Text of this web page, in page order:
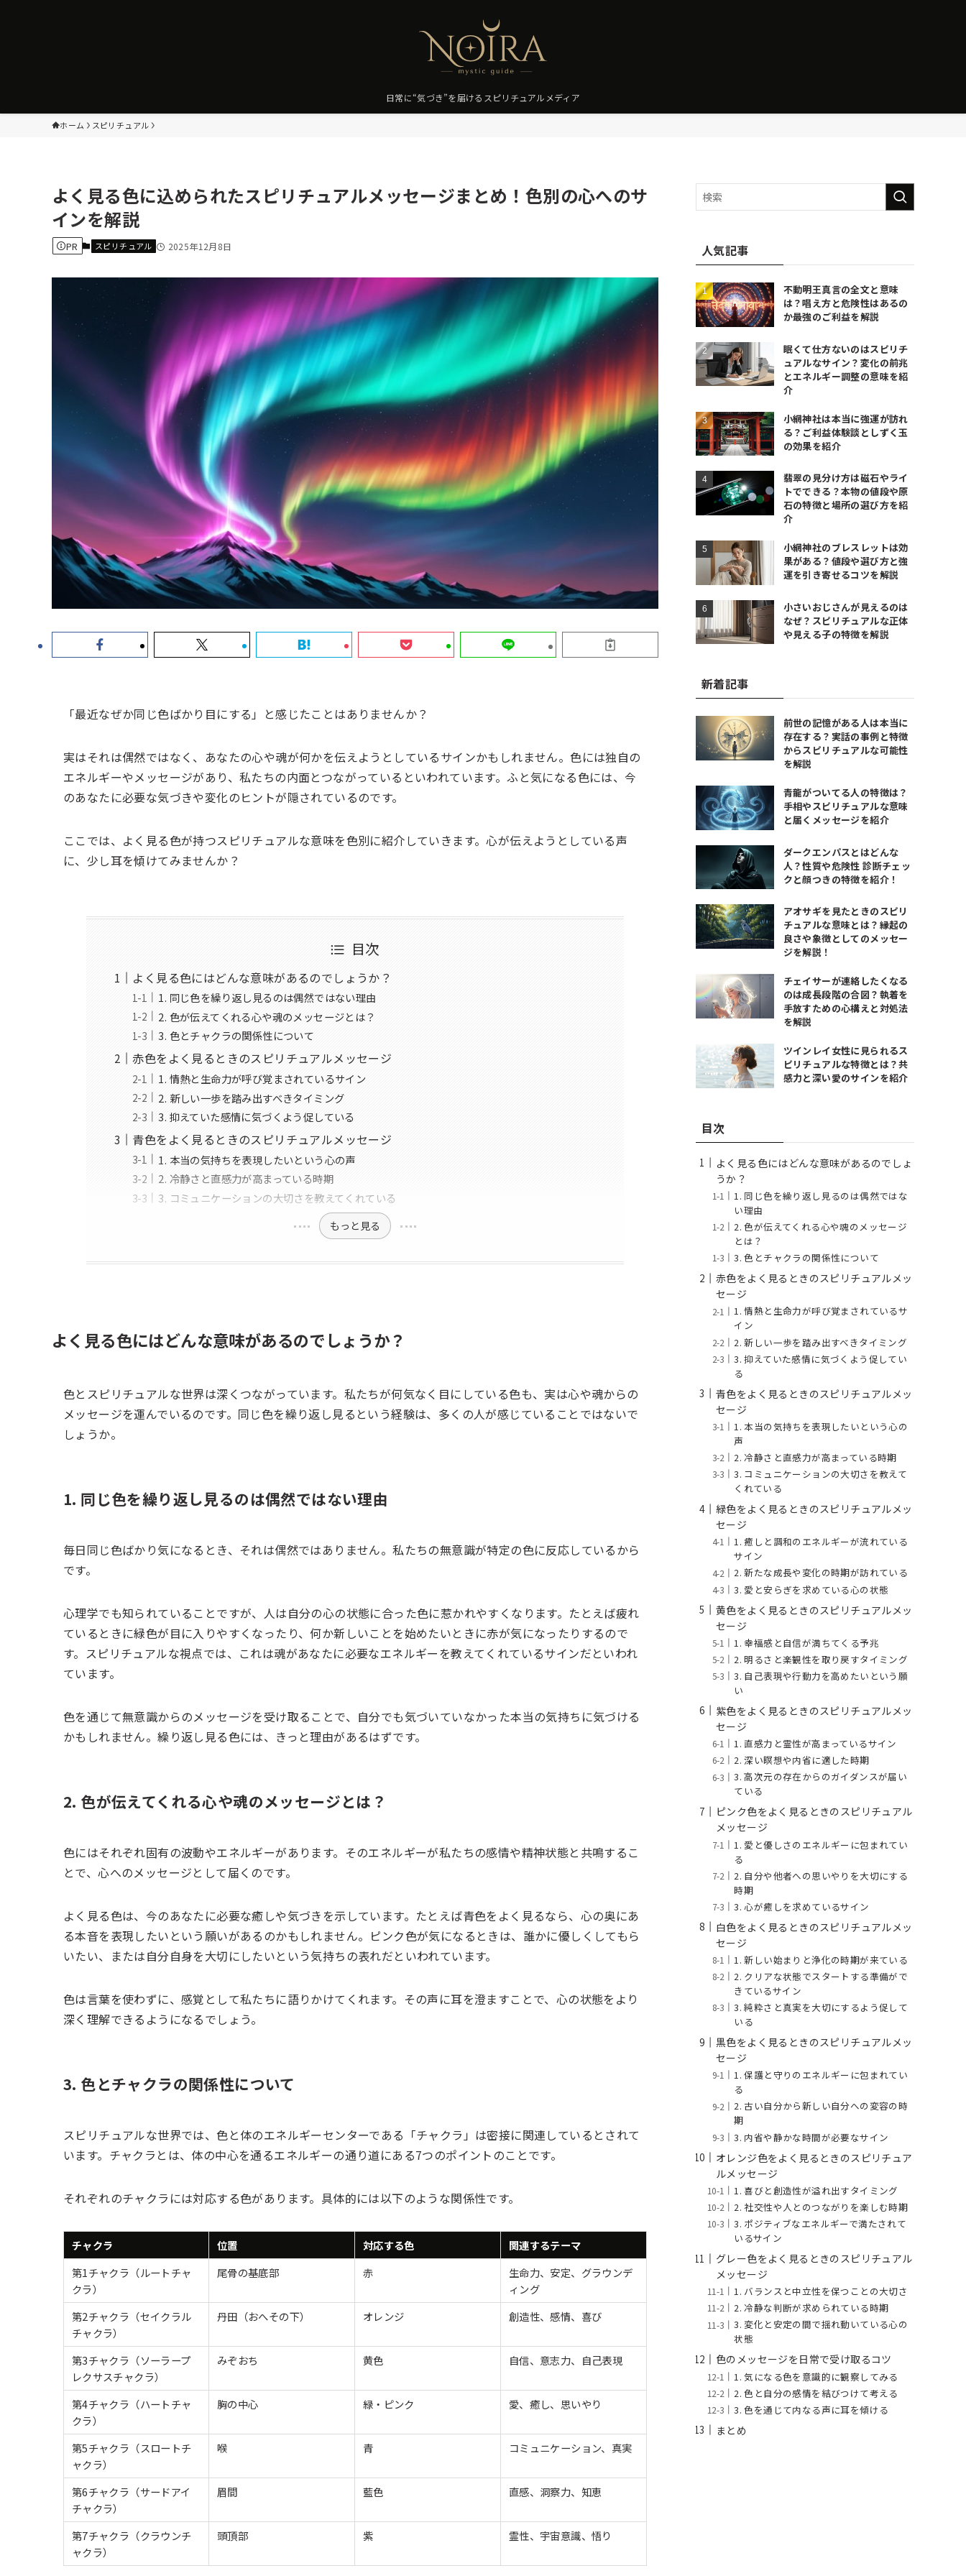
日常に“気づき”を届けるスピリチュアルメディア
ホーム スピリチュアル
よく見る色に込められたスピリチュアルメッセージまとめ！色別の心へのサ
インを解説
PR スピリチュアル 2025年12月8日
「最近なぜか同じ色ばかり目にする」と感じたことはありませんか？
実はそれは偶然ではなく、あなたの心や魂が何かを伝えようとしているサインかもしれません。色には独自の
エネルギーやメッセージがあり、私たちの内面とつながっているといわれています。ふと気になる色には、今
のあなたに必要な気づきや変化のヒントが隠されているのです。
ここでは、よく見る色が持つスピリチュアルな意味を色別に紹介していきます。心が伝えようとしている声
に、少し耳を傾けてみませんか？
目次
よく見る色にはどんな意味があるのでしょうか？
1. 同じ色を繰り返し見るのは偶然ではない理由
2. 色が伝えてくれる心や魂のメッセージとは？
3. 色とチャクラの関係性について
赤色をよく見るときのスピリチュアルメッセージ
1. 情熱と生命力が呼び覚まされているサイン
2. 新しい一歩を踏み出すべきタイミング
3. 抑えていた感情に気づくよう促している
青色をよく見るときのスピリチュアルメッセージ
1. 本当の気持ちを表現したいという心の声
2. 冷静さと直感力が高まっている時期
3. コミュニケーションの大切さを教えてくれている
もっと見る
よく見る色にはどんな意味があるのでしょうか？
色とスピリチュアルな世界は深くつながっています。私たちが何気なく目にしている色も、実は心や魂からの
メッセージを運んでいるのです。同じ色を繰り返し見るという経験は、多くの人が感じていることではないで
しょうか。
1. 同じ色を繰り返し見るのは偶然ではない理由
毎日同じ色ばかり気になるとき、それは偶然ではありません。私たちの無意識が特定の色に反応しているから
です。
心理学でも知られていることですが、人は自分の心の状態に合った色に惹かれやすくなります。たとえば疲れ
ているときに緑色が目に入りやすくなったり、何か新しいことを始めたいときに赤が気になったりするので
す。スピリチュアルな視点では、これは魂があなたに必要なエネルギーを教えてくれているサインだといわれ
ています。
色を通じて無意識からのメッセージを受け取ることで、自分でも気づいていなかった本当の気持ちに気づける
かもしれません。繰り返し見る色には、きっと理由があるはずです。
2. 色が伝えてくれる心や魂のメッセージとは？
色にはそれぞれ固有の波動やエネルギーがあります。そのエネルギーが私たちの感情や精神状態と共鳴するこ
とで、心へのメッセージとして届くのです。
よく見る色は、今のあなたに必要な癒しや気づきを示しています。たとえば青色をよく見るなら、心の奥にあ
る本音を表現したいという願いがあるのかもしれません。ピンク色が気になるときは、誰かに優しくしてもら
いたい、または自分自身を大切にしたいという気持ちの表れだといわれています。
色は言葉を使わずに、感覚として私たちに語りかけてくれます。その声に耳を澄ますことで、心の状態をより
深く理解できるようになるでしょう。
3. 色とチャクラの関係性について
スピリチュアルな世界では、色と体のエネルギーセンターである「チャクラ」は密接に関連しているとされて
います。チャクラとは、体の中心を通るエネルギーの通り道にある7つのポイントのことです。
それぞれのチャクラには対応する色があります。具体的には以下のような関係性です。
チャクラ 位置 対応する色
関連するテーマ
第1チャクラ（ルートチャ
クラ）
尾骨の基底部 赤
生命力、安定、グラウンデ
ィング
第2チャクラ（セイクラル
チャクラ）
丹田（おへその下） オレンジ 創造性、感情、喜び
第3チャクラ（ソーラープ
レクサスチャクラ）
みぞおち 黄色 自信、意志力、自己表現
第4チャクラ（ハートチャ
クラ）
胸の中心 緑・ピンク 愛、癒し、思いやり
第5チャクラ（スロートチ
ャクラ）
喉 青 コミュニケーション、真実
第6チャクラ（サードアイ
チャクラ）
眉間 藍色 直感、洞察力、知恵
第7チャクラ（クラウンチ
ャクラ）
頭頂部 紫 霊性、宇宙意識、悟り
人気記事
不動明王真言の全文と意味
は？唱え方と危険性はあるの
か最強のご利益を解説
眠くて仕方ないのはスピリチ
ュアルなサイン？変化の前兆
とエネルギー調整の意味を紹
介
小網神社は本当に強運が訪れ
る？ご利益体験談としずく玉
の効果を紹介
翡翠の見分け方は磁石やライ
トでできる？本物の値段や原
石の特徴と場所の選び方を紹
介
小網神社のブレスレットは効
果がある？値段や選び方と強
運を引き寄せるコツを解説
小さいおじさんが見えるのは
なぜ？スピリチュアルな正体
や見える子の特徴を解説
新着記事
前世の記憶がある人は本当に
存在する？実話の事例と特徴
からスピリチュアルな可能性
を解説
青龍がついてる人の特徴は？
手相やスピリチュアルな意味
と届くメッセージを紹介
ダークエンパスとはどんな
人？性質や危険性 診断チェッ
クと顔つきの特徴を紹介！
アオサギを見たときのスピリ
チュアルな意味とは？縁起の
良さや象徴としてのメッセー
ジを解説！
チェイサーが連絡したくなる
のは成長段階の合図？執着を
手放すための心構えと対処法
を解説
ツインレイ女性に見られるス
ピリチュアルな特徴とは？共
感力と深い愛のサインを紹介
目次
よく見る色にはどんな意味があるのでしょ
うか？
1. 同じ色を繰り返し見るのは偶然ではな
い理由
2. 色が伝えてくれる心や魂のメッセージ
とは？
3. 色とチャクラの関係性について
赤色をよく見るときのスピリチュアルメッ
セージ
1. 情熱と生命力が呼び覚まされているサ
イン
2. 新しい一歩を踏み出すべきタイミング
3. 抑えていた感情に気づくよう促してい
る
青色をよく見るときのスピリチュアルメッ
セージ
1. 本当の気持ちを表現したいという心の
声
2. 冷静さと直感力が高まっている時期
3. コミュニケーションの大切さを教えて
くれている
緑色をよく見るときのスピリチュアルメッ
セージ
1. 癒しと調和のエネルギーが流れている
サイン
2. 新たな成長や変化の時期が訪れている
3. 愛と安らぎを求めている心の状態
黄色をよく見るときのスピリチュアルメッ
セージ
1. 幸福感と自信が満ちてくる予兆
2. 明るさと楽観性を取り戻すタイミング
3. 自己表現や行動力を高めたいという願
い
紫色をよく見るときのスピリチュアルメッ
セージ
1. 直感力と霊性が高まっているサイン
2. 深い瞑想や内省に適した時期
3. 高次元の存在からのガイダンスが届い
ている
ピンク色をよく見るときのスピリチュアル
メッセージ
1. 愛と優しさのエネルギーに包まれてい
る
2. 自分や他者への思いやりを大切にする
時期
3. 心が癒しを求めているサイン
白色をよく見るときのスピリチュアルメッ
セージ
1. 新しい始まりと浄化の時期が来ている
2. クリアな状態でスタートする準備がで
きているサイン
3. 純粋さと真実を大切にするよう促して
いる
黒色をよく見るときのスピリチュアルメッ
セージ
1. 保護と守りのエネルギーに包まれてい
る
2. 古い自分から新しい自分への変容の時
期
3. 内省や静かな時間が必要なサイン
オレンジ色をよく見るときのスピリチュア
ルメッセージ
1. 喜びと創造性が溢れ出すタイミング
2. 社交性や人とのつながりを楽しむ時期
3. ポジティブなエネルギーで満たされて
いるサイン
グレー色をよく見るときのスピリチュアル
メッセージ
1. バランスと中立性を保つことの大切さ
2. 冷静な判断が求められている時期
3. 変化と安定の間で揺れ動いている心の
状態
色のメッセージを日常で受け取るコツ
1. 気になる色を意識的に観察してみる
2. 色と自分の感情を結びつけて考える
3. 色を通じて内なる声に耳を傾ける
まとめ